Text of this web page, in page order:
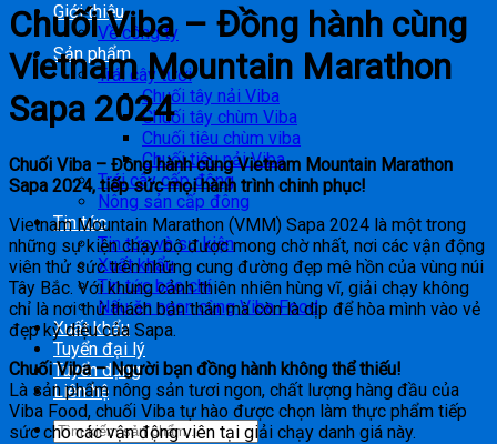
Giới thiệu
Về công ty
Sản phẩm
Trái cây tươi
Chuối tây nải Viba
Chuối tây chùm Viba
Chuối tiêu chùm viba
Chuối tiêu nải Viba
Trái cây cấp đông
Nông sản cấp đông
Tin tức
Tin tức và sự kiện
Xuất khẩu
Tin tức báo chí
Nấu ăn ngon cùng Viba Food
Xuất khẩu
Tuyển đại lý
Tuyển dụng
Liên hệ
Chuối Viba – Đồng hành cùng
Vietnam Mountain Marathon
Sapa 2024
Chuối Viba – Đồng hành cùng Vietnam Mountain Marathon
Sapa 2024, tiếp sức mọi hành trình chinh phục!
Vietnam Mountain Marathon (VMM) Sapa 2024 là một trong
những sự kiện chạy bộ được mong chờ nhất, nơi các vận động
viên thử sức trên những cung đường đẹp mê hồn của vùng núi
Tây Bắc. Với khung cảnh thiên nhiên hùng vĩ, giải chạy không
chỉ là nơi thử thách bản thân mà còn là dịp để hòa mình vào vẻ
đẹp kỳ diệu của Sapa.
Chuối Viba – Người bạn đồng hành không thể thiếu!
Là sản phẩm nông sản tươi ngon, chất lượng hàng đầu của
Viba Food, chuối Viba tự hào được chọn làm thực phẩm tiếp
sức cho các vận động viên tại giải chạy danh giá này.